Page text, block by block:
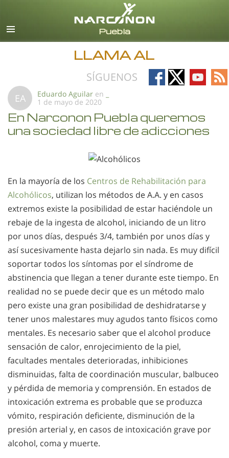
Español
Todas las Regiones/Idiomas
LLAMA AL
SÍGUENOS
Follow
on
Follow
on
Follow
on
on
EA Eduardo Aguilar en
1 de mayo de 2020
En Narconon Puebla queremos
una sociedad libre de adicciones
En la mayoría de los Centros de Rehabilitación para
Alcohólicos, utilizan los métodos de A.A. y en casos
extremos existe la posibilidad de estar haciéndole un
rebaje de la ingesta de alcohol, iniciando de un litro
por unos días, después 3/4, también por unos días y
así sucesivamente hasta dejarlo sin nada. Es muy difícil
soportar todos los síntomas por el síndrome de
abstinencia que llegan a tener durante este tiempo. En
realidad no se puede decir que es un método malo
pero existe una gran posibilidad de deshidratarse y
tener unos malestares muy agudos tanto físicos como
mentales. Es necesario saber que el alcohol produce
sensación de calor, enrojecimiento de la piel,
facultades mentales deterioradas, inhibiciones
disminuidas, falta de coordinación muscular, balbuceo
y pérdida de memoria y comprensión. En estados de
intoxicación extrema es probable que se produzca
vómito, respiración deficiente, disminución de la
presión arterial y, en casos de intoxicación grave por
alcohol, coma y muerte.